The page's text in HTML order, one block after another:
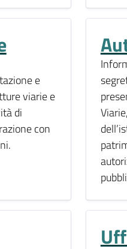
e
viarie e
di
con